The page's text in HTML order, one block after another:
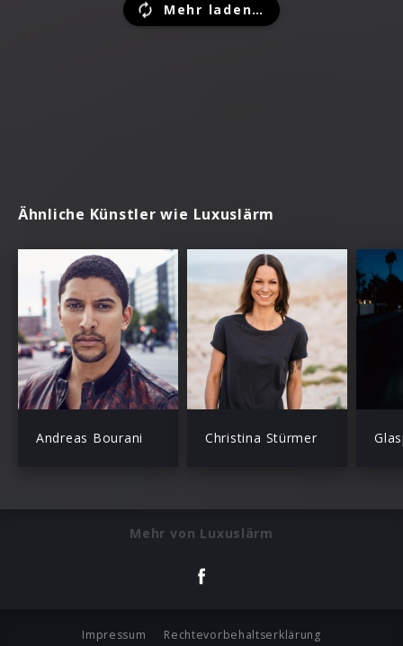
Mehr laden…
Ähnliche Künstler wie Luxuslärm
Andreas Bourani Christina Stürmer
Mehr von Luxuslärm
Impressum Rechtevorbehaltserklärung